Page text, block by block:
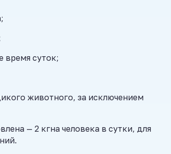
время суток;
животного, за исключением
— 2 кгна человека в сутки, для